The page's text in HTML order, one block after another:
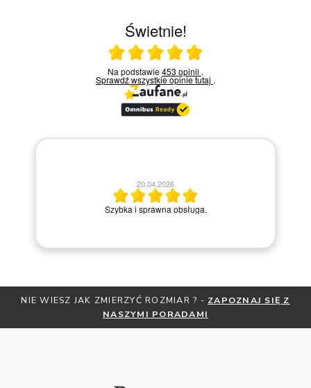
Świetnie!
Ocena średnia 5 na 5
Na podstawie453 opinii .
Sprawdź wszystkie opinietutaj .
20.04.2026
Szybka i sprawna obsługa.
NIE WIESZ JAK ZMIERZYĆ ROZMIAR ? - ZAPOZNAJ SIĘ Z
NASZYMI PORADAMI